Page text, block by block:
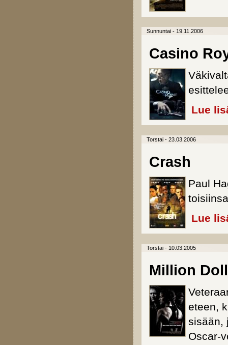
Sunnuntai - 19.11.2006
Casino
Lue
Torstai - 23.03.2006
Crash
Paul
Lue
Torstai - 10.03.2005
Million
eteen,
sisään,
Oscar-